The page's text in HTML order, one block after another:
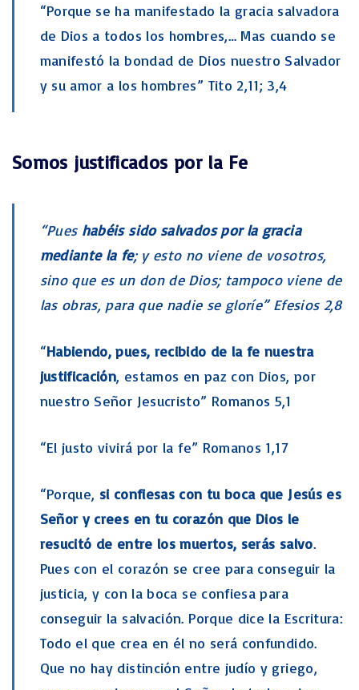
“Porque se ha manifestado la gracia salvadora
de Dios a todos los hombres,… Mas cuando se
manifestó la bondad de Dios nuestro Salvador
y su amor a los hombres” Tito 2,11; 3,4
Somos justificados por la Fe
“Pues habéis sido salvados por la gracia
mediante la fe; y esto no viene de vosotros,
sino que es un don de Dios; tampoco viene de
las obras, para que nadie se gloríe” Efesios 2,8
“Habiendo, pues, recibido de la fe nuestra
justificación, estamos en paz con Dios, por
nuestro Señor Jesucristo” Romanos 5,1
“El justo vivirá por la fe” Romanos 1,17
“Porque, si confiesas con tu boca que Jesús es
Señor y crees en tu corazón que Dios le
resucitó de entre los muertos, serás salvo.
Pues con el corazón se cree para conseguir la
justicia, y con la boca se confiesa para
conseguir la salvación. Porque dice la Escritura:
Todo el que crea en él no será confundido.
Que no hay distinción entre judío y griego,